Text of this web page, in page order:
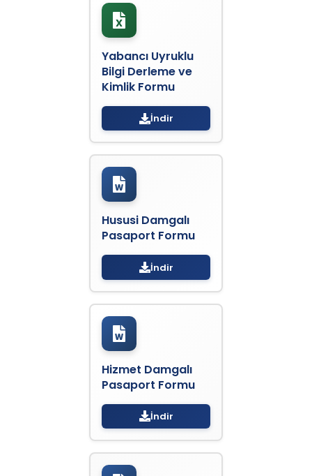
Yabancı Uyruklu
Bilgi Derleme ve
Kimlik Formu
İndir
Hususi Damgalı
Pasaport Formu
İndir
Hizmet Damgalı
Pasaport Formu
İndir